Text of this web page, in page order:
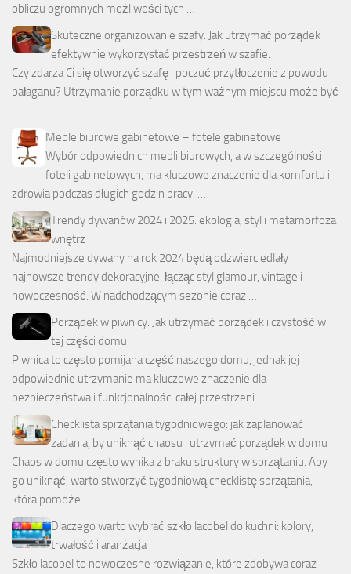
obliczu ogromnych możliwości tych …
Skuteczne organizowanie szafy: Jak utrzymać porządek i
efektywnie wykorzystać przestrzeń w szafie.
Czy zdarza Ci się otworzyć szafę i poczuć przytłoczenie z powodu
bałaganu? Utrzymanie porządku w tym ważnym miejscu może być
…
Meble biurowe gabinetowe – fotele gabinetowe
Wybór odpowiednich mebli biurowych, a w szczególności
foteli gabinetowych, ma kluczowe znaczenie dla komfortu i
zdrowia podczas długich godzin pracy. …
Trendy dywanów 2024 i 2025: ekologia, styl i metamorfoza
wnętrz
Najmodniejsze dywany na rok 2024 będą odzwierciedlały
najnowsze trendy dekoracyjne, łącząc styl glamour, vintage i
nowoczesność. W nadchodzącym sezonie coraz …
Porządek w piwnicy: Jak utrzymać porządek i czystość w
tej części domu.
Piwnica to często pomijana część naszego domu, jednak jej
odpowiednie utrzymanie ma kluczowe znaczenie dla
bezpieczeństwa i funkcjonalności całej przestrzeni. …
Checklista sprzątania tygodniowego: jak zaplanować
zadania, by uniknąć chaosu i utrzymać porządek w domu
Chaos w domu często wynika z braku struktury w sprzątaniu. Aby
go uniknąć, warto stworzyć tygodniową checklistę sprzątania,
która pomoże …
Dlaczego warto wybrać szkło lacobel do kuchni: kolory,
trwałość i aranżacja
Szkło lacobel to nowoczesne rozwiązanie, które zdobywa coraz